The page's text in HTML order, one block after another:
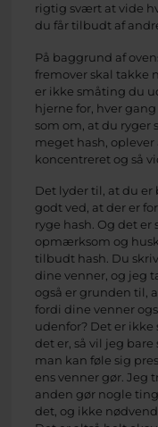
rigtig svært at vide
du får tilbudt af
På baggrund af
fremover skal takke
er ikke småting du
hjerne for, hver
som om, at du ryger
meget hash,
koncentreret og så
Det lyder til, at du
godt ved, at der er
ryge hash. Og det
opmærksom og
tilbudt hash. Du
dine venner, og jeg
også er grunden til,
fordi dine venner
udenfor? Det er ikke
det er, så vil jeg
man kan føle sig
ens venner gør. Jeg
anden gør nogle
det, og ikke